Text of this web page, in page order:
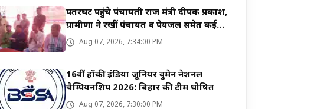
पतरघट पहुंचे पंचायती राज मंत्री दीपक प्रकाश,
ग्रामीणों ने रखीं पंचायत व पेयजल समेत कई
समस्याएं
Aug 07, 2026, 7:34:00 PM
16वीं हॉकी इंडिया जूनियर वुमेन नेशनल
चैम्पियनशिप 2026: बिहार की टीम घोषित
Aug 07, 2026, 7:30:00 PM